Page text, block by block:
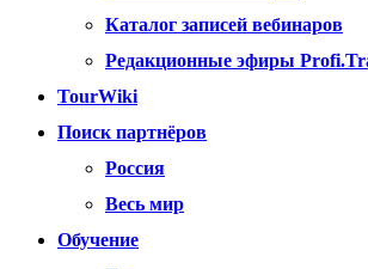
Каталог записей вебинаров
Редакционные эфиры
TourWiki
Поиск партнёров
Россия
Весь мир
Обучение